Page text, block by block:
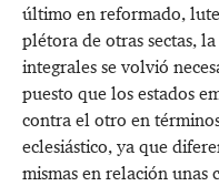
último en reformado,
plétora de otras sectas,
integrales se volvió
puesto que los estados
contra el otro en
eclesiástico, ya que
mismas en relación unas